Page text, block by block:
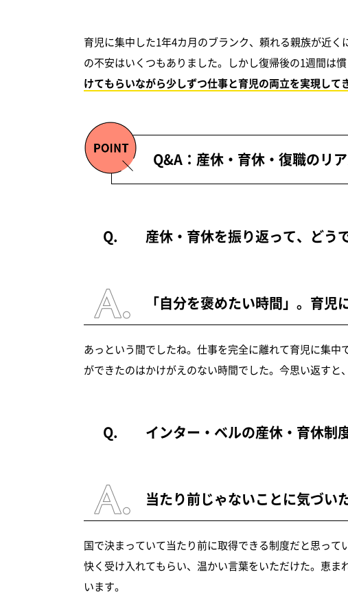
育児に集中した1年4カ月のブランク、頼れる親族が近
の不安はいくつもありました。しかし復帰後の1週間は
けてもらいながら少しずつ仕事と育児の両立を実現して
Q&A：産休・育休・復職のリ
産休・育休を振り返って、どう
「自分を褒めたい時間」。育
あっという間でしたね。仕事を完全に離れて育児に集
ができたのはかけがえのない時間でした。今思い返すと
インター・ベルの産休・育休制
当たり前じゃないことに気づい
国で決まっていて当たり前に取得できる制度だと思っ
快く受け入れてもらい、温かい言葉をいただけた。恵
います。